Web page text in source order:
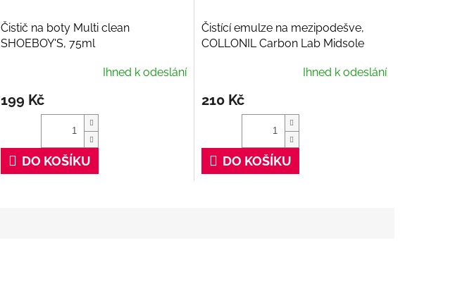
Čistič na boty Multi clean
SHOEBOY'S, 75ml
Ihned k odeslání
199 Kč
DO KOŠÍKU
Čistící emulze na mezipodešve,
COLLONIL Carbon Lab Midsole
Ihned k odeslání
210 Kč
DO KOŠÍKU